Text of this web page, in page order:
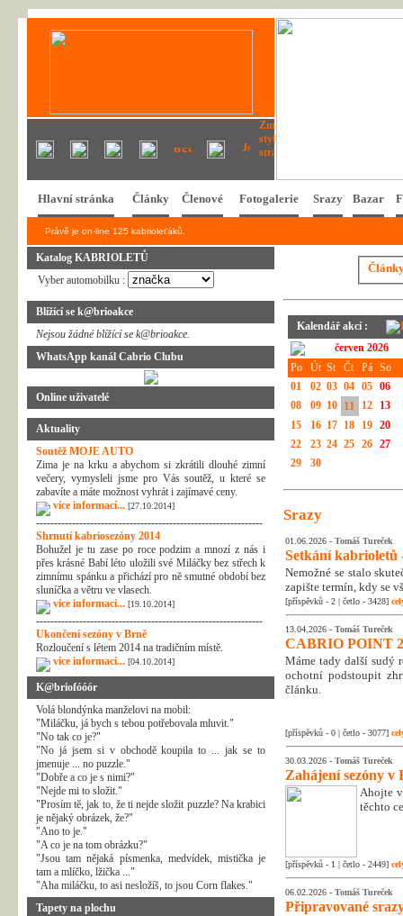
Hlavní stránka Články Členové Fotogalerie Srazy Bazar
Právě je on-line 125 kabrioleťáků.
Katalog KABRIOLETŮ
Vyber automobilku :
Blížící se k@brioakce
Nejsou žádné blížící se k@brioakce.
WhatsApp kanál Cabrio Clubu
Online uživatelé
Aktuality
Soutěž MOJE AUTO
Zima je na krku a abychom si zkrátili dlouhé zimní
večery, vymysleli jsme pro Vás soutěž, u které se
zabavíte a máte možnost vyhrát i zajímavé ceny.
více informací... [27.10.2014]
---------------------------------------------------------------
Shrnutí kabriosezóny 2014
Bohužel je tu zase po roce podzim a mnozí z nás i
přes krásné Babí léto uložili své Miláčky bez střech k
zimnímu spánku a přichází pro ně smutné období bez
sluníčka a větru ve vlasech.
více informací... [19.10.2014]
---------------------------------------------------------------
Ukončení sezóny v Brně
Rozloučení s létem 2014 na tradičním místě.
více informací... [04.10.2014]
K@briofóóór
Volá blondýnka manželovi na mobil:
"Miláčku, já bych s tebou potřebovala mluvit."
"No tak co je?"
"No já jsem si v obchodě koupila to ... jak se to
jmenuje ... no puzzle."
"Dobře a co je s nimi?"
"Nejde mi to složit."
"Prosím tě, jak to, že ti nejde složit puzzle? Na krabici
je nějaký obrázek, že?"
"Ano to je."
"A co je na tom obrázku?"
"Jsou tam nějaká písmenka, medvídek, mistička je
tam a mlíčko, lžička ..."
"Aha miláčku, to asi nesložíš, to jsou Corn flakes."
Tapety na plochu
Kalendář akcí :
červen 2026
Po
Út St Čt Pá So
01
02 03 04 05 06
08
09 10 11 12
13
15
16 17 18 19 20
22
23 24 25 26 27
29
30
Srazy
01.06.2026 - Tomáš Tureček
Setkání kabrioletů
Nemožné se stalo
zapište termín, kdy se
[příspěvků - 2 | četlo - 3428]
13.04.2026 - Tomáš Tureček
CABRIO POINT
Máme tady další sudý
ochotní podstoupit
článku.
[příspěvků - 0 | četlo - 3077]
30.03.2026 - Tomáš Tureček
Zahájení sezóny v
Ahojte
těchto
[příspěvků - 1 | četlo - 2449]
06.02.2026 - Tomáš Tureček
Připravované